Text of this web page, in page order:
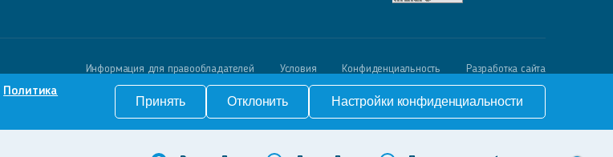
Информация для правообладателей Условия Конфиденциальность Разработка сайта
Политика
Принять Отклонить Настройки конфиденциальности